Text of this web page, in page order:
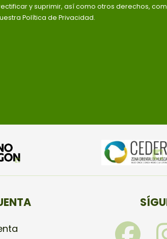
y suprimir, así como otros derechos,
Política de Privacidad.
F